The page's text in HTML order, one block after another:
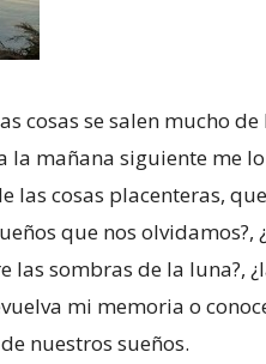
cosas se salen mucho
la mañana siguiente me
las cosas placenteras,
que nos olvidamos?,
las sombras de la luna?,
mi memoria o
nuestros sueños.